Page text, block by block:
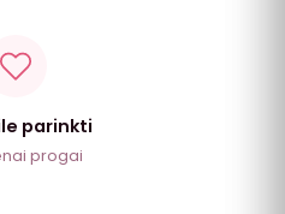
parinkti
progai